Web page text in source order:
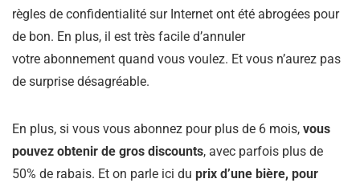
règles de confidentialité sur Internet ont été abrogées pour
de bon. En plus, il est très facile d’annuler
votre abonnement quand vous voulez. Et vous n’aurez pas
de surprise désagréable.
En plus, si vous vous abonnez pour plus de 6 mois, vous
pouvez obtenir de gros discounts, avec parfois plus de
50% de rabais. Et on parle ici du prix d’une bière, pour